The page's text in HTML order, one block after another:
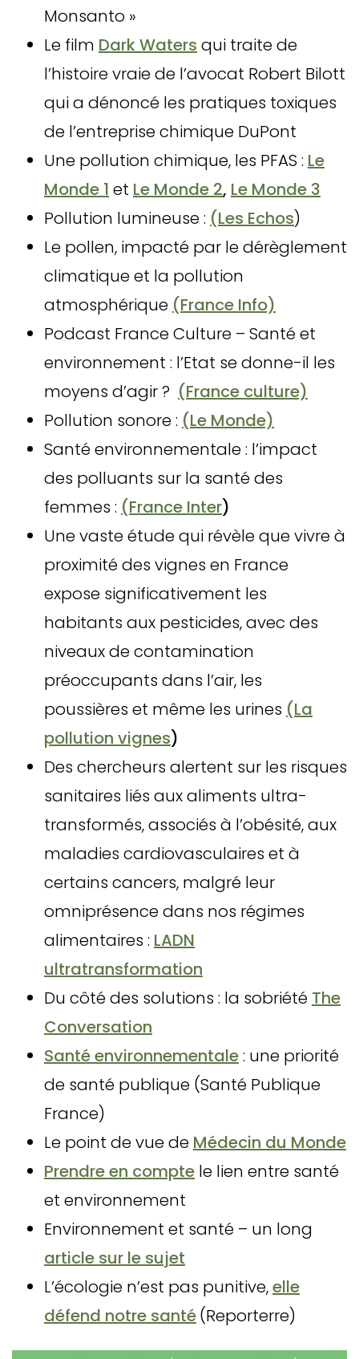
Monsanto »
Le film Dark Waters qui traite de
l’histoire vraie de l’avocat Robert Bilott
qui a dénoncé les pratiques toxiques
de l’entreprise chimique DuPont
Une pollution chimique, les PFAS : Le
Monde 1 et Le Monde 2, Le Monde 3
Pollution lumineuse : (Les Echos)
Le pollen, impacté par le dérèglement
climatique et la pollution
atmosphérique (France Info)
Podcast France Culture – Santé et
environnement : l’Etat se donne-il les
moyens d’agir ? (France culture)
Pollution sonore : (Le Monde)
Santé environnementale : l’impact
des polluants sur la santé des
femmes : (France Inter)
Une vaste étude qui révèle que vivre à
proximité des vignes en France
expose significativement les
habitants aux pesticides, avec des
niveaux de contamination
préoccupants dans l’air, les
poussières et même les urines (La
pollution vignes)
Des chercheurs alertent sur les risques
sanitaires liés aux aliments ultra-
transformés, associés à l’obésité, aux
maladies cardiovasculaires et à
certains cancers, malgré leur
omniprésence dans nos régimes
alimentaires : LADN
ultratransformation
Du côté des solutions : la sobriété The
Conversation
Santé environnementale: une priorité
de santé publique (Santé Publique
France)
Le point de vue de Médecin du Monde
Prendre en compte le lien entre santé
et environnement
Environnement et santé – un long
article sur le sujet
L’écologie n’est pas punitive,elle
défend notre santé(Reporterre)